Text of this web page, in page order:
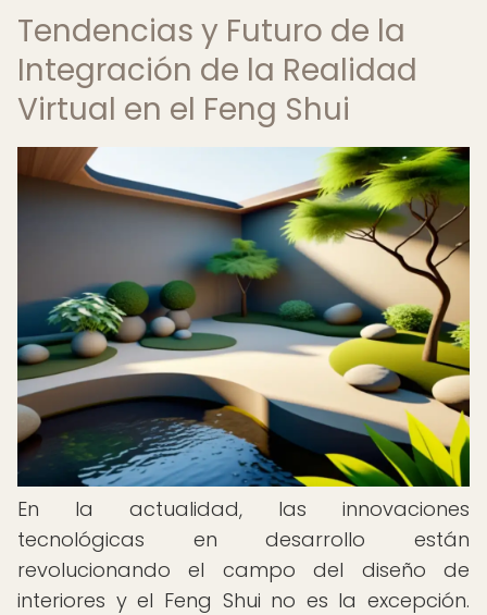
Tendencias y Futuro de la
Integración de la Realidad
Virtual en el Feng Shui
En la actualidad, las innovaciones
tecnológicas en desarrollo están
revolucionando el campo del diseño de
interiores y el Feng Shui no es la excepción.